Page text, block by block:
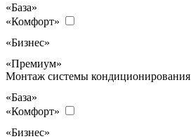
«База»
«Комфорт»
«Бизнес»
«Премиум»
Монтаж системы кондиционирования
«База»
«Комфорт»
«Бизнес»